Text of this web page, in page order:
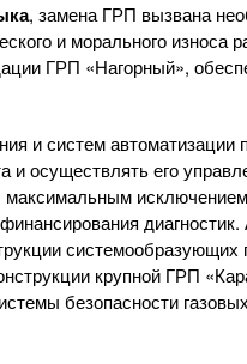
, замена ГРП вызвана
и морального износа
ГРП «Нагорный»,
и систем автоматизации
и осуществлять его
диагностик.
системообразующих
крупной ГРП
безопасности